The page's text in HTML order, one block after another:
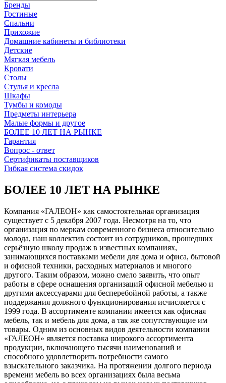
Бренды
Гостиные
Спальни
Прихожие
Домашние кабинеты и библиотеки
Детские
Мягкая мебель
Кровати
Столы
Стулья и кресла
Шкафы
Тумбы и комоды
Предметы интерьера
Малые формы и другое
БОЛЕЕ 10 ЛЕТ НА РЫНКЕ
Гарантия
Вопрос - ответ
Сертификаты поставщиков
Гибкая система скидок
БОЛЕЕ 10 ЛЕТ НА РЫНКЕ
Компания «ГАЛЕОН» как самостоятельная организация
существует с 5 декабря 2007 года. Несмотря на то, что
организация по меркам современного бизнеса относительно
молода, наш коллектив состоит из сотрудников, прошедших
серьёзную школу продаж в известных компаниях,
занимающихся поставками мебели для дома и офиса, бытовой
и офисной техники, расходных материалов и многого
другого. Таким образом, можно смело заявить, что опыт
работы в сфере оснащения организаций офисной мебелью и
другими аксессуарами для бесперебойной работы, а также
поддержания должного функционирования исчисляется с
1999 года. В ассортименте компании имеется как офисная
мебель, так и мебель для дома, а так же сопутствующие им
товары. Одним из основных видов деятельности компании
«ГАЛЕОН» является поставка широкого ассортимента
продукции, включающего тысячи наименований и
способного удовлетворить потребности самого
взыскательного заказчика. На протяжении долгого периода
времени мебель во всех организациях была весьма